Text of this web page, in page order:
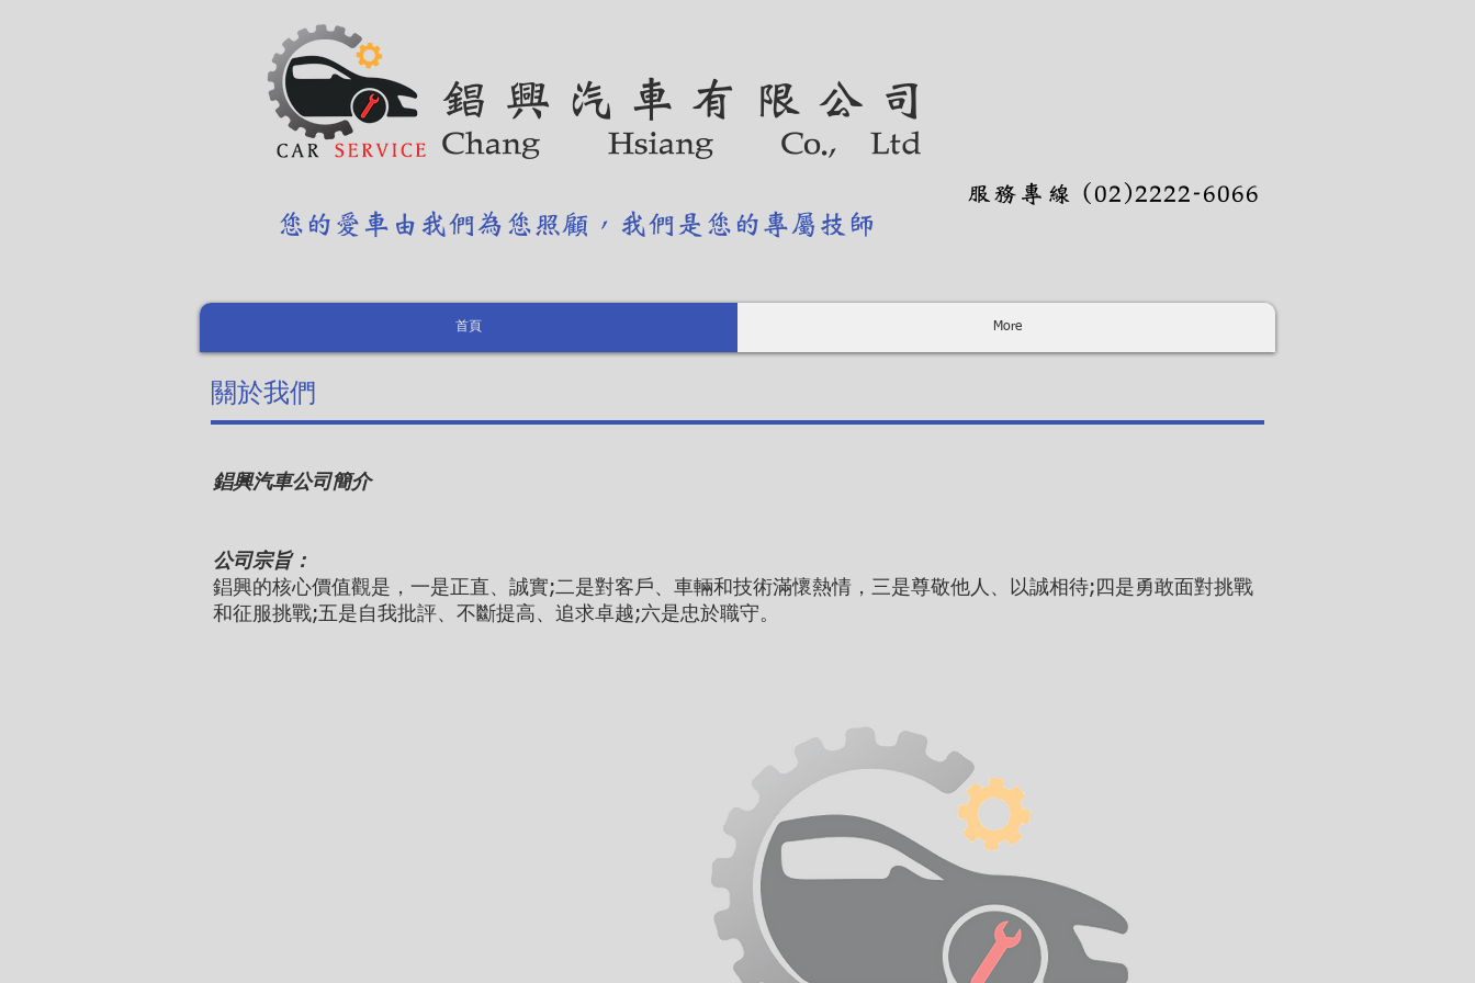
​錩 興 汽 車 有 限 公 司
Chang Hsiang Co., Ltd
服務專線 (02)2222-6066
您的愛車由我們為您照顧，我們是您的專屬技師
首頁 More
關於我們
錩興汽車公司簡介
公司宗旨：
錩興的核心價值觀是，一是正直、誠實;二是對客戶、車輛和技術滿懷熱情，三是尊敬他人、以誠相待;四是勇敢面對挑戰
和征服挑戰;五是自我批評、不斷提高、追求卓越;六是忠於職守。